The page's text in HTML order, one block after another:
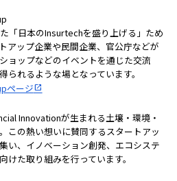
「日本のInsurtechを盛り上げる」ため
アップ企業や民間企業、官公庁などが
ョップなどのイベントを通じた交流
られるような場となっています。
ページ
Innovationが生まれる土壌・環境・
この熱い想いに賛同するスタートアッ
い、イノベーション創発、エコシステ
けた取り組みを行っています。